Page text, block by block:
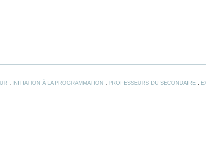
INITIATION À LA PROGRAMMATION PROFESSEURS DU SECONDAIRE